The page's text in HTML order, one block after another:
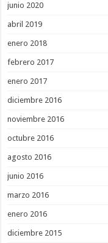
junio 2020
abril 2019
enero 2018
febrero 2017
enero 2017
diciembre 2016
noviembre 2016
octubre 2016
agosto 2016
junio 2016
marzo 2016
enero 2016
diciembre 2015